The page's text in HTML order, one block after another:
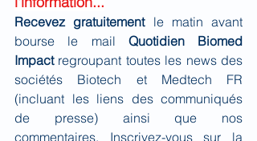
Recevez gratuitement le matin avant
bourse le mail Quotidien Biomed
Impact regroupant toutes les news des
sociétés Biotech et Medtech FR
(incluant les liens des communiqués
de presse) ainsi que nos